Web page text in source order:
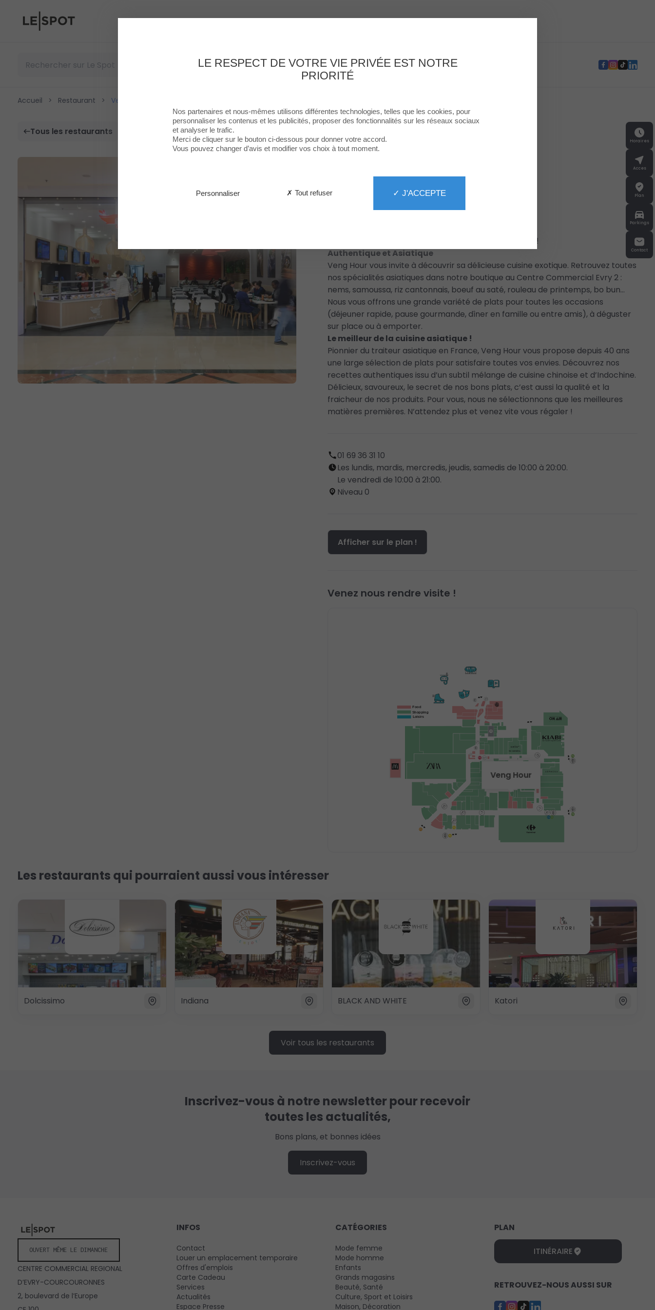
Le Spot
EnseignesFoodLoisirs & CultureServicesLe CentreThe Second Life
Horaires
Acces
Plan
Parkings
Contact
Accueil > Restaurant > Veng Hour
Tous les restaurants
Veng Hour Ouvert
Retrouvez Veng Hour dans un tout nouveau décor !
Authentique et Asiatique
Veng Hour vous invite à découvrir sa délicieuse cuisine exotique. Retrouvez toutes
nos spécialités asiatiques dans notre boutique au Centre Commercial Evry 2 :
nems, samoussa, riz cantonnais, boeuf au saté, rouleau de printemps, bo bun…
Nous vous offrons une grande variété de plats pour toutes les occasions
(déjeuner rapide, pause gourmande, dîner en famille ou entre amis), à déguster
sur place ou à emporter.
Le meilleur de la cuisine asiatique !
Pionnier du traiteur asiatique en France, Veng Hour vous propose depuis 40 ans
une large sélection de plats pour satisfaire toutes vos envies. Découvrez nos
recettes authentiques issu d’un subtil mélange de cuisine chinoise et d’Indochine.
Délicieux, savoureux, le secret de nos bons plats, c’est aussi la qualité et la
fraicheur de nos produits. Pour vous, nous ne sélectionnons que les meilleures
matières premières. N’attendez plus et venez vite vous régaler !
01 69 36 31 10
Les lundis, mardis, mercredis, jeudis, samedis de 10:00 à 20:00.
Le vendredi de 10:00 à 21:00.
Niveau 0
Afficher sur le plan !
Venez nous rendre visite !
Food
Shopping
Loisirs
Veng Hour
Les restaurants qui pourraient aussi vous intéresser
Dolcissimo Indiana BLACK AND WHITE Katori
Voir tous les restaurants
Inscrivez-vous à notre newsletter pour recevoir
toutes les actualités,
Bons plans, et bonnes idées
Inscrivez-vous
OUVERT MÊME LE DIMANCHE
CENTRE COMMERCIAL REGIONAL
D’EVRY-COURCOURONNES
2, boulevard de l’Europe
INFOS
Contact
Louer un emplacement temporaire
Offres d'emplois
Carte Cadeau
Services
Actualités
Espace Presse
CATÉGORIES
Mode femme
Mode homme
Enfants
Grands magasins
Beauté, Santé
Culture, Sport et Loisirs
Maison, Décoration
PLAN
ITINÉRAIRE
RETROUVEZ-NOUS AUSSI SUR
LE RESPECT DE VOTRE VIE PRIVÉE EST NOTRE
PRIORITÉ
Nos partenaires et nous-mêmes utilisons différentes technologies, telles que les cookies, pour
personnaliser les contenus et les publicités, proposer des fonctionnalités sur les réseaux sociaux
et analyser le trafic.
Merci de cliquer sur le bouton ci-dessous pour donner votre accord.
Vous pouvez changer d’avis et modifier vos choix à tout moment.
✓ J'ACCEPTE
✗ Tout refuser
Personnaliser